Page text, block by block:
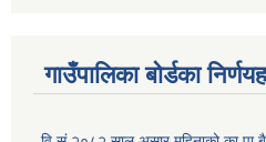
गाउँपालिका बोर्डका